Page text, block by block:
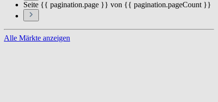
Seite {{ pagination.page }} von {{ pagination.pageCount }}
Alle Märkte anzeigen